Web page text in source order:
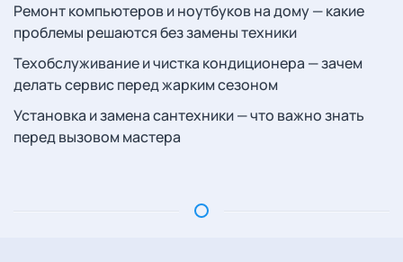
Ремонт компьютеров и ноутбуков на дому — какие
проблемы решаются без замены техники
Техобслуживание и чистка кондиционера — зачем
делать сервис перед жарким сезоном
Установка и замена сантехники — что важно знать
перед вызовом мастера